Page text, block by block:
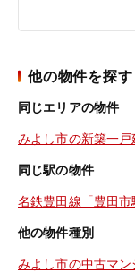
他の物件を探す
同じエリアの物件
みよし市の新築一戸
同じ駅の物件
名鉄豊田線「豊田
他の物件種別
みよし市の中古マ